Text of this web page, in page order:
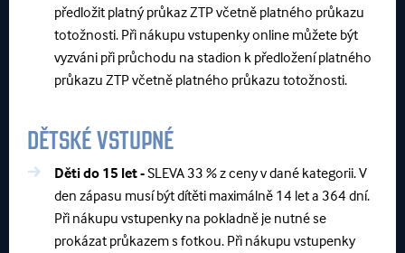
předložit platný průkaz ZTP včetně platného průkazu
totožnosti. Při nákupu vstupenky online můžete být
vyzváni při průchodu na stadion k předložení platného
průkazu ZTP včetně platného průkazu totožnosti.
DĚTSKÉ VSTUPNÉ
Děti do 15 let -SLEVA 33 % z ceny v dané kategorii. V
den zápasu musí být dítěti maximálně 14 let a 364 dní.
Při nákupu vstupenky na pokladně je nutné se
prokázat průkazem s fotkou. Při nákupu vstupenky